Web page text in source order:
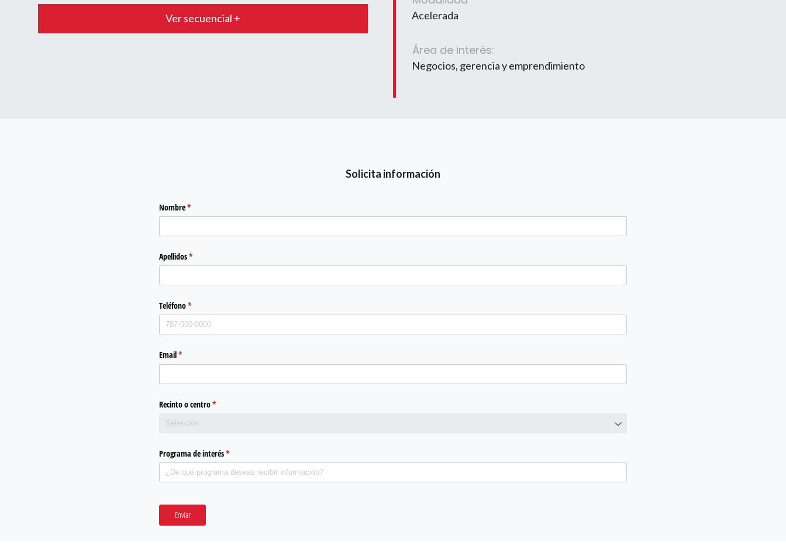
Ver secuencial + Acelerada
Área de interés:
Negocios, gerencia y emprendimiento
Solicita información
Nombre*
(required)
Apellidos*
(required)
Teléfono*
(required)
Email*
(required)
Recinto o centro*
(required)
Programa de interés*
(required)
Enviar